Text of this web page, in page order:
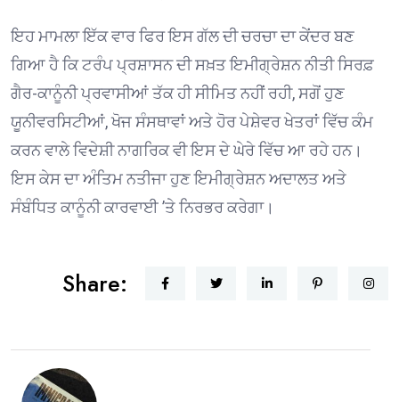
ਇਹ ਮਾਮਲਾ ਇੱਕ ਵਾਰ ਫਿਰ ਇਸ ਗੱਲ ਦੀ ਚਰਚਾ ਦਾ ਕੇਂਦਰ ਬਣ
ਗਿਆ ਹੈ ਕਿ ਟਰੰਪ ਪ੍ਰਸ਼ਾਸਨ ਦੀ ਸਖ਼ਤ ਇਮੀਗ੍ਰੇਸ਼ਨ ਨੀਤੀ ਸਿਰਫ਼
ਗੈਰ-ਕਾਨੂੰਨੀ ਪ੍ਰਵਾਸੀਆਂ ਤੱਕ ਹੀ ਸੀਮਿਤ ਨਹੀਂ ਰਹੀ, ਸਗੋਂ ਹੁਣ
ਯੂਨੀਵਰਸਿਟੀਆਂ, ਖੋਜ ਸੰਸਥਾਵਾਂ ਅਤੇ ਹੋਰ ਪੇਸ਼ੇਵਰ ਖੇਤਰਾਂ ਵਿੱਚ ਕੰਮ
ਕਰਨ ਵਾਲੇ ਵਿਦੇਸ਼ੀ ਨਾਗਰਿਕ ਵੀ ਇਸ ਦੇ ਘੇਰੇ ਵਿੱਚ ਆ ਰਹੇ ਹਨ।
ਇਸ ਕੇਸ ਦਾ ਅੰਤਿਮ ਨਤੀਜਾ ਹੁਣ ਇਮੀਗ੍ਰੇਸ਼ਨ ਅਦਾਲਤ ਅਤੇ
ਸੰਬੰਧਿਤ ਕਾਨੂੰਨੀ ਕਾਰਵਾਈ ’ਤੇ ਨਿਰਭਰ ਕਰੇਗਾ।
Share: